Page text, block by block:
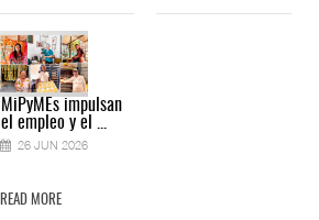
MiPyMEs impulsan
el empleo y el ...
26 JUN 2026
READ MORE